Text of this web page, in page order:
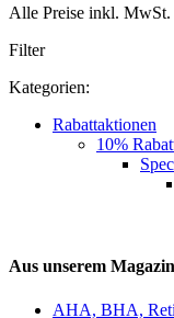
Alle Preise inkl. MwSt.
Filter
Kategorien:
Rabattaktionen
10%
Aus unserem
AHA, BHA,